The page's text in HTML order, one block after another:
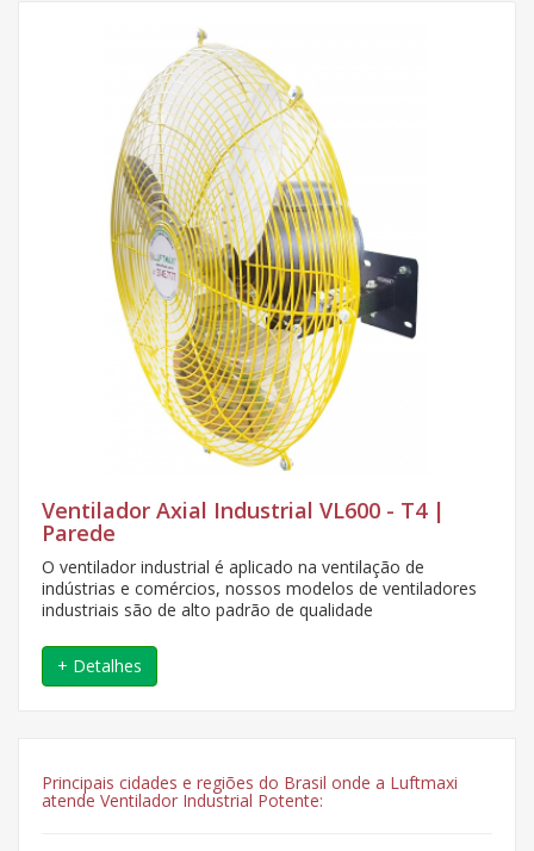
Ventilador Axial Industrial VL600 - T4 |
Parede
O ventilador industrial é aplicado na ventilação de
indústrias e comércios, nossos modelos de ventiladores
industriais são de alto padrão de qualidade
+ Detalhes
Principais cidades e regiões do Brasil onde a Luftmaxi
atende Ventilador Industrial Potente: